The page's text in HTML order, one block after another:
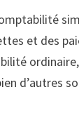
et des
d’autres